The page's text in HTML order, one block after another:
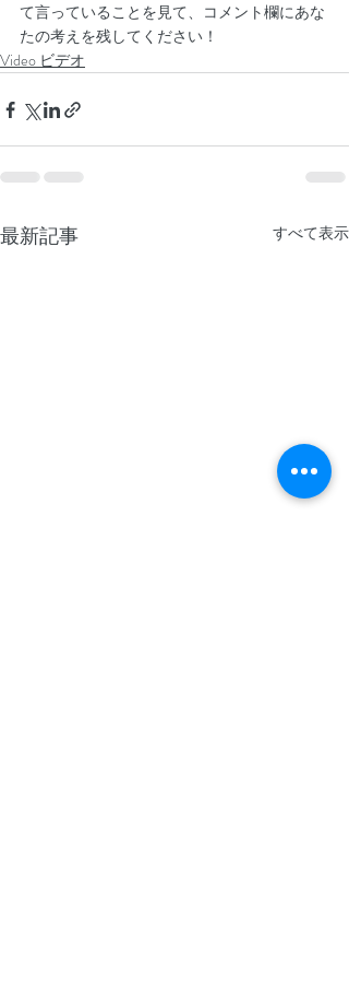
て言っていることを見て、コメント欄にあな
たの考えを残してください！
Video ビデオ
最新記事 すべて表示